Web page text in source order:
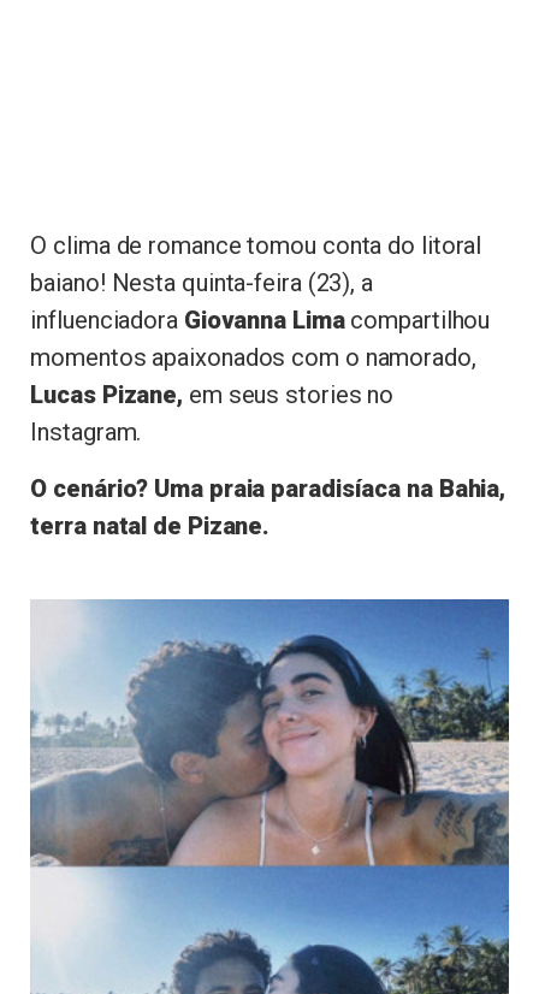
O clima de romance tomou conta do litoral
baiano! Nesta quinta-feira (23), a
influenciadora Giovanna Limacompartilhou
momentos apaixonados com o namorado,
Lucas Pizane, em seus stories no
Instagram.
O cenário? Uma praia paradisíaca na Bahia,
terra natal de Pizane.